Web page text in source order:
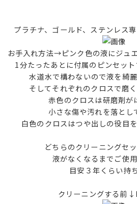
プラチナ、ゴールド、ステンレス
お手入れ方法→ピンク色の液にジュ
1分たったあとに付属のピンセッ
水道水で構わないので液を綺麗
そしてそれぞれのクロスで磨
赤色のクロスは研磨剤が
小さな傷や汚れを落とし
白色のクロスはつや出しの役目
どちらのクリーニングセ
液がなくなるまでご使用
目安３年くらい持
クリーニングする前